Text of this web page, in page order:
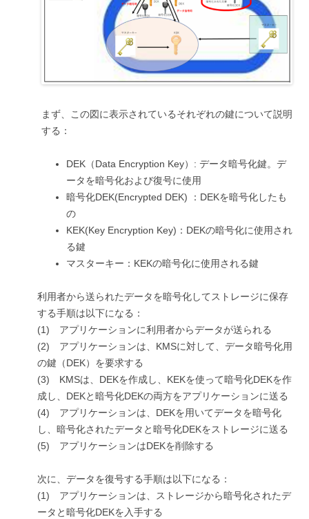
まず、この図に表示されているそれぞれの鍵について説明
する：
DEK（Data Encryption Key）: データ暗号化鍵。デ
ータを暗号化および復号に使用
暗号化DEK(Encrypted DEK) ：DEKを暗号化したも
の
KEK(Key Encryption Key)：DEKの暗号化に使用され
る鍵
マスターキー：KEKの暗号化に使用される鍵
利用者から送られたデータを暗号化してストレージに保存
する手順は以下になる：
(1) アプリケーションに利用者からデータが送られる
(2) アプリケーションは、KMSに対して、データ暗号化用
の鍵（DEK）を要求する
(3) KMSは、DEKを作成し、KEKを使って暗号化DEKを作
成し、DEKと暗号化DEKの両方をアプリケーションに送る
(4) アプリケーションは、DEKを用いてデータを暗号化
し、暗号化されたデータと暗号化DEKをストレージに送る
(5) アプリケーションはDEKを削除する
次に、データを復号する手順は以下になる：
(1) アプリケーションは、ストレージから暗号化されたデ
ータと暗号化DEKを入手する